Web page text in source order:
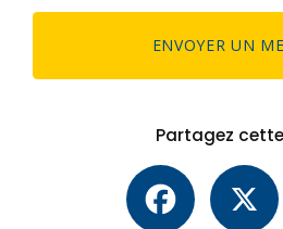
ENVOYER UN
Partagez
Facebook